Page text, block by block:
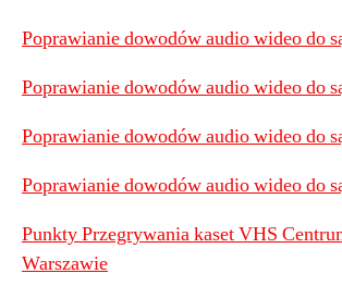
Poprawianie dowodów audio wideo do
Poprawianie dowodów audio wideo do
Poprawianie dowodów audio wideo do
Poprawianie dowodów audio wideo do
Punkty Przegrywania kaset VHS
Warszawie